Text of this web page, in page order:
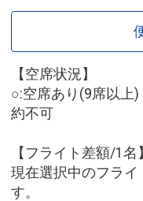
【空席状況】
○:空席あり(9席以
約不可
【フライト差額/1名】
現在選択中のフラ
す。